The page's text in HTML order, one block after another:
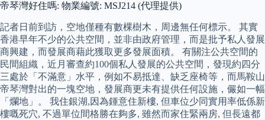
帝琴灣好住嗎: 物業編號: MSJ214 (代理提供)
記者日前到訪，空地僅種有數棵樹木，周邊無任何標示。 其實
香港早年不少的公共空間，並非由政府管理，而是批予私人發展
商興建，而發展商藉此獲取更多發展面積。 有關注公共空間的
民間組織，近月審查約100個私人發展的公共空間，發現約四分
三處於「不滿意」水平，例如不易抵達、缺乏座椅等，而馬鞍山
帝琴灣對出的一塊空地，發展商更未有提供任何設施，儼如一幅
「爛地」。 我住銀湖,因為鍾意住新樓, 但車位少同實用率低係新
樓嘅死穴, 不過單位間格勝在夠多, 雖然而家住緊兩房, 但長遠都